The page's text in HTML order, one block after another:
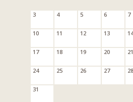
3 4 5 6 7
10 11 12 13 14
17 18 19 20 21
24 25 26 27 28
31